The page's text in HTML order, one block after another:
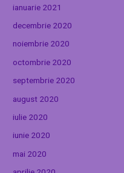
ianuarie 2021
decembrie 2020
noiembrie 2020
octombrie 2020
septembrie 2020
august 2020
iulie 2020
iunie 2020
mai 2020